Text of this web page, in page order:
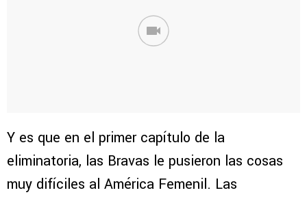
Y es que en el primer capítulo de la
eliminatoria, las Bravas le pusieron las cosas
muy difíciles al América Femenil. Las